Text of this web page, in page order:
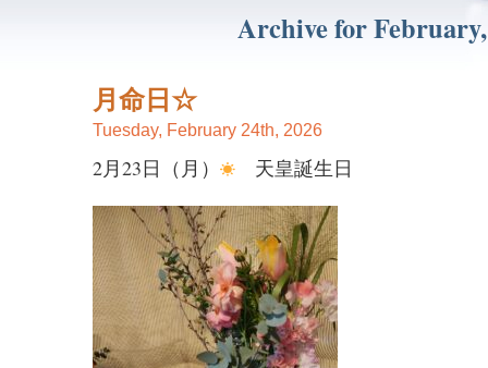
Archive for
月命日☆
Tuesday, February 24th, 2026
2月23日（月） 天皇誕生日